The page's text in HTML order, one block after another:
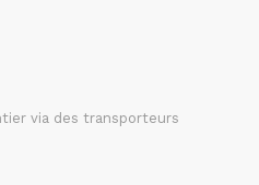
via des transporteurs